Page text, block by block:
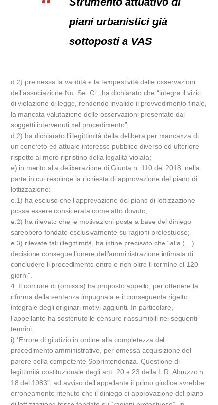
piani urbanistici già
sottoposti a VAS
d.2) premessa la validità e la tempestività delle osservazioni
dell’associazione Nu. Se. Ci., ha dichiarato che “integra il vizio
di violazione di legge, rendendo invalido il provvedimento finale,
la mancata valutazione delle osservazioni presentate dai
soggetti intervenuti nel procedimento”;
d.2) ha dichiarato l’illegittimità della delibera per mancanza di
un concreto ed attuale interesse pubblico diverso ed ulteriore
rispetto al mero ripristino della legalità violata;
e) in merito alla deliberazione di Giunta n. 110 del 2018, nella
parte in cui respinge la richiesta di approvazione del piano di
lottizzazione:
e.1) ha escluso che l’approvazione del piano di lottizzazione
possa essere considerata come atto dovuto;
e.2) ha rilevato che le motivazioni poste a base del diniego
sarebbero fondate esclusivamente su ragioni pretestuose;
e.3) rilevate tali illegittimità, ha infine precisato che “alla (…)
decisione consegue l’onere dell’amministrazione intimata di
concludere il procedimento entro e non oltre il termine di 120
giorni”.
4. Il comune di (omissis) ha proposto appello, per ottenere la
riforma della sentenza impugnata e il conseguente rigetto
integrale degli originari motivi aggiunti. In particolare,
l’appellante ha sostenuto le censure riassumibili nei seguenti
termini:
i) “Errore di giudizio in ordine alla completezza del
procedimento amministrativo, per omessa acquisizione del
parere della competente Soprintendenza. Questione di
legittimità costituzionale degli artt. 20 e 23 della L.R. Abruzzo n.
18 del 1983”: ad avviso dell’appellante il primo giudice avrebbe
erroneamente ritenuto che il diniego di approvazione del piano